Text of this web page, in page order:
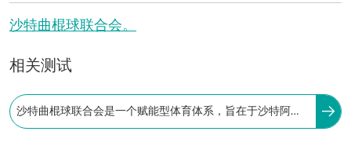
沙特曲棍球联合会。
相关测试
沙特曲棍球联合会是一个赋能型体育体系，旨在于沙特阿拉